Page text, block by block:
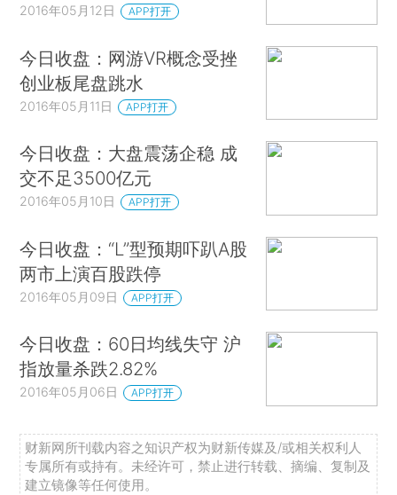
2016年05月12日 APP打开
今日收盘：网游VR概念受挫
创业板尾盘跳水
2016年05月11日 APP打开
今日收盘：大盘震荡企稳 成
交不足3500亿元
2016年05月10日 APP打开
今日收盘：“L”型预期吓趴A股
两市上演百股跌停
2016年05月09日 APP打开
今日收盘：60日均线失守 沪
指放量杀跌2.82%
2016年05月06日 APP打开
财新网所刊载内容之知识产权为财新传媒及/或相关权利人
专属所有或持有。未经许可，禁止进行转载、摘编、复制及
建立镜像等任何使用。